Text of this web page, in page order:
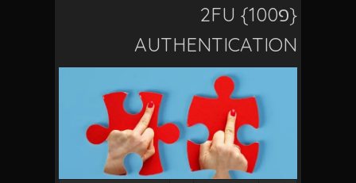
{פ100} 2FU
AUTHENTICATION